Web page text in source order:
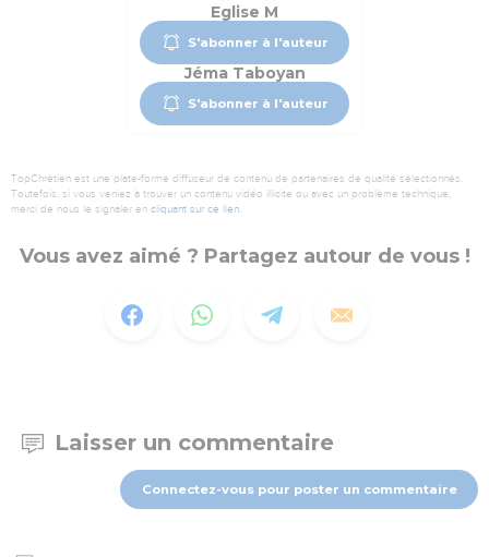
Eglise M
S'abonner à l'auteur
Jéma Taboyan
S'abonner à l'auteur
TopChrétien est une plate-forme diffuseur de contenu de partenaires de qualité sélectionnés.
Toutefois, si vous veniez à trouver un contenu vidéo illicite ou avec un problème technique,
merci de nous le signaler en cliquant sur ce lien.
Vous avez aimé ? Partagez autour de vous !
Laisser un commentaire
Connectez-vous pour poster un commentaire